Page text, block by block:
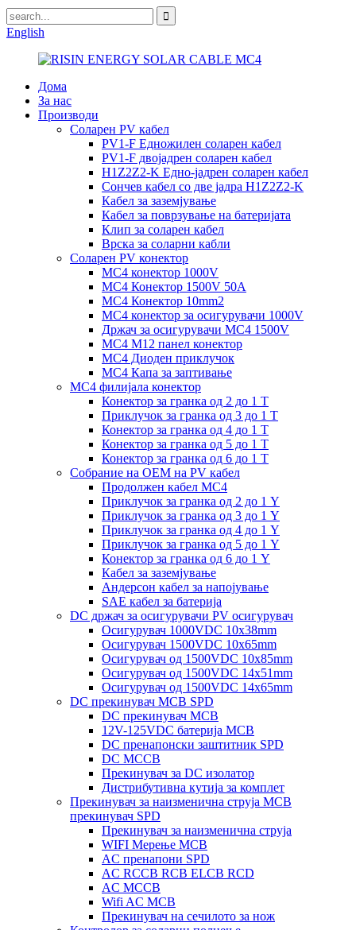
English
Дома
За нас
Производи
Соларен PV кабел
PV1-F Едножилен соларен кабел
PV1-F двојадрен соларен кабел
H1Z2Z2-K Едно-јадрен соларен кабел
Сончев кабел со две јадра H1Z2Z2-K
Кабел за заземјување
Кабел за поврзување на батеријата
Клип за соларен кабел
Врска за соларни кабли
Соларен PV конектор
MC4 конектор 1000V
MC4 Конектор 1500V 50A
MC4 Конектор 10mm2
MC4 конектор за осигурувачи 1000V
Држач за осигурувачи MC4 1500V
MC4 M12 панел конектор
MC4 Диоден приклучок
MC4 Капа за заптивање
MC4 филијала конектор
Конектор за гранка од 2 до 1 Т
Приклучок за гранка од 3 до 1 Т
Конектор за гранка од 4 до 1 Т
Конектор за гранка од 5 до 1 Т
Конектор за гранка од 6 до 1 Т
Собрание на ОЕМ на PV кабел
Продолжен кабел MC4
Приклучок за гранка од 2 до 1 Y
Приклучок за гранка од 3 до 1 Y
Приклучок за гранка од 4 до 1 Y
Приклучок за гранка од 5 до 1 Y
Конектор за гранка од 6 до 1 Y
Кабел за заземјување
Андерсон кабел за напојување
SAE кабел за батерија
DC држач за осигурувачи PV осигурувач
Осигурувач 1000VDC 10x38mm
Осигурувач 1500VDC 10x65mm
Осигурувач од 1500VDC 10x85mm
Осигурувач од 1500VDC 14x51mm
Осигурувач од 1500VDC 14x65mm
DC прекинувач MCB SPD
DC прекинувач MCB
12V-125VDC батерија MCB
DC пренапонски заштитник SPD
DC MCCB
Прекинувач за DC изолатор
Дистрибутивна кутија за комплет
Прекинувач за наизменична струја MCB
прекинувач SPD
Прекинувач за наизменична струја
WIFI Мерење MCB
AC пренапони SPD
AC RCCB RCB ELCB RCD
AC MCCB
Wifi AC MCB
Прекинувач на сечилото за нож